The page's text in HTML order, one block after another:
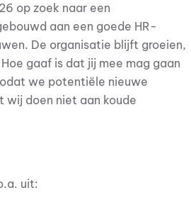
op zoek naar een
aan een goede HR-
De organisatie blijft groeien,
gaaf is dat jij mee mag gaan
we potentiële nieuwe
wij doen niet aan koude
uit: